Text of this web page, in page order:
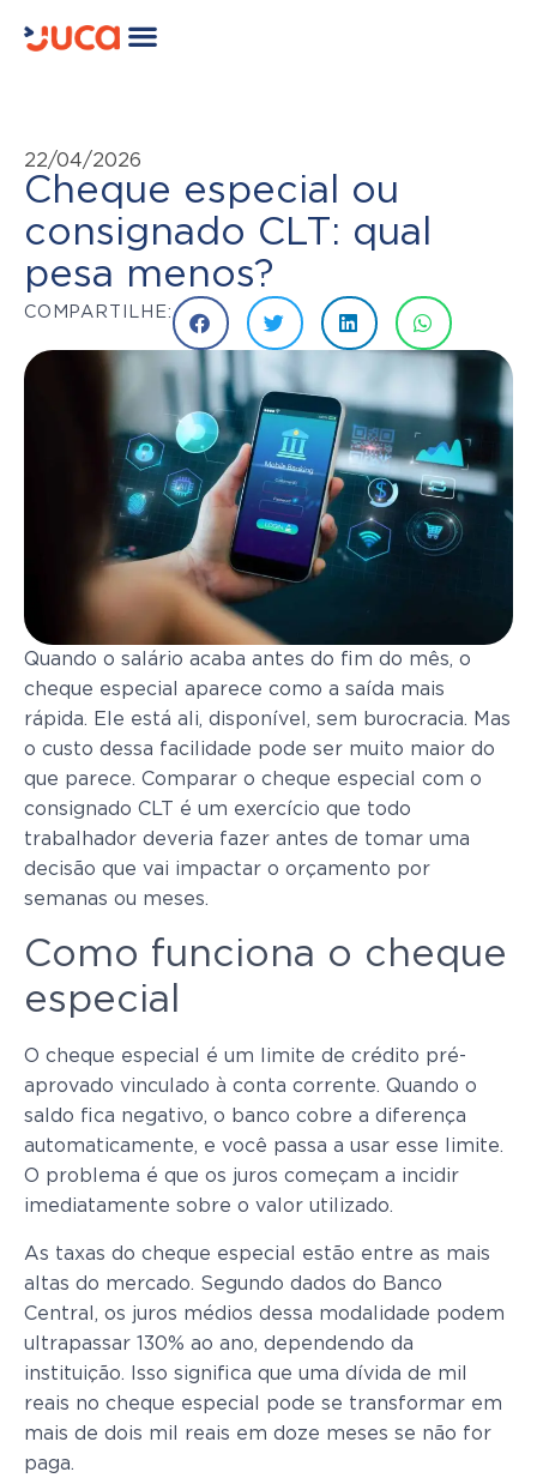
22/04/2026
Cheque especial ou
consignado CLT: qual
pesa menos?
COMPARTILHE:
Quando o salário acaba antes do fim do mês, o
cheque especial aparece como a saída mais
rápida. Ele está ali, disponível, sem burocracia. Mas
o custo dessa facilidade pode ser muito maior do
que parece. Comparar o cheque especial com o
consignado CLT é um exercício que todo
trabalhador deveria fazer antes de tomar uma
decisão que vai impactar o orçamento por
semanas ou meses.
Como funciona o cheque
especial
O cheque especial é um limite de crédito pré-
aprovado vinculado à conta corrente. Quando o
saldo fica negativo, o banco cobre a diferença
automaticamente, e você passa a usar esse limite.
O problema é que os juros começam a incidir
imediatamente sobre o valor utilizado.
As taxas do cheque especial estão entre as mais
altas do mercado. Segundo dados do Banco
Central, os juros médios dessa modalidade podem
ultrapassar 130% ao ano, dependendo da
instituição. Isso significa que uma dívida de mil
reais no cheque especial pode se transformar em
mais de dois mil reais em doze meses se não for
paga.